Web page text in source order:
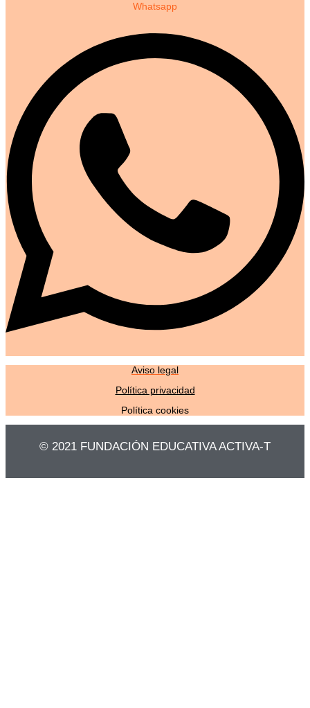
Whatsapp
Aviso legal
Política privacidad
Política cookies
© 2021 FUNDACIÓN EDUCATIVA ACTIVA-T​